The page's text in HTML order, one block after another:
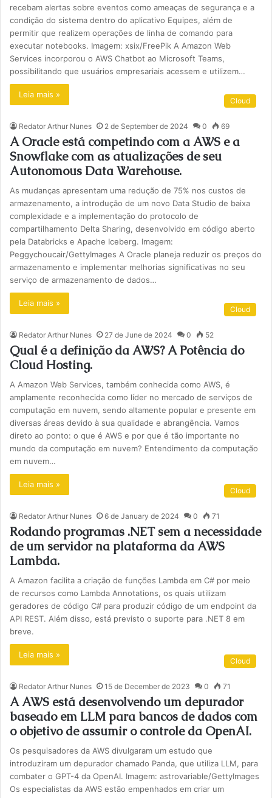
recebam alertas sobre eventos como ameaças de segurança e a
condição do sistema dentro do aplicativo Equipes, além de
permitir que realizem operações de linha de comando para
executar notebooks. Imagem: xsix/FreePik A Amazon Web
Services incorporou o AWS Chatbot ao Microsoft Teams,
possibilitando que usuários empresariais acessem e utilizem…
Leia mais »
Cloud
Redator Arthur Nunes 2 de September de 2024 0 69
A Oracle está competindo com a AWS e a
Snowflake com as atualizações de seu
Autonomous Data Warehouse.
As mudanças apresentam uma redução de 75% nos custos de
armazenamento, a introdução de um novo Data Studio de baixa
complexidade e a implementação do protocolo de
compartilhamento Delta Sharing, desenvolvido em código aberto
pela Databricks e Apache Iceberg. Imagem:
Peggychoucair/GettyImages A Oracle planeja reduzir os preços do
armazenamento e implementar melhorias significativas no seu
serviço de armazenamento de dados…
Leia mais »
Cloud
Redator Arthur Nunes 27 de June de 2024 0 52
Qual é a definição da AWS? A Potência do
Cloud Hosting.
A Amazon Web Services, também conhecida como AWS, é
amplamente reconhecida como líder no mercado de serviços de
computação em nuvem, sendo altamente popular e presente em
diversas áreas devido à sua qualidade e abrangência. Vamos
direto ao ponto: o que é AWS e por que é tão importante no
mundo da computação em nuvem? Entendimento da computação
em nuvem…
Leia mais »
Cloud
Redator Arthur Nunes 6 de January de 2024 0 71
Rodando programas .NET sem a necessidade
de um servidor na plataforma da AWS
Lambda.
A Amazon facilita a criação de funções Lambda em C# por meio
de recursos como Lambda Annotations, os quais utilizam
geradores de código C# para produzir código de um endpoint da
API REST. Além disso, está previsto o suporte para .NET 8 em
breve.
Leia mais »
Cloud
Redator Arthur Nunes 15 de December de 2023 0 71
A AWS está desenvolvendo um depurador
baseado em LLM para bancos de dados com
o objetivo de assumir o controle da OpenAI.
Os pesquisadores da AWS divulgaram um estudo que
introduziram um depurador chamado Panda, que utiliza LLM, para
combater o GPT-4 da OpenAI. Imagem: astrovariable/GettyImages
Os especialistas da AWS estão empenhados em criar um